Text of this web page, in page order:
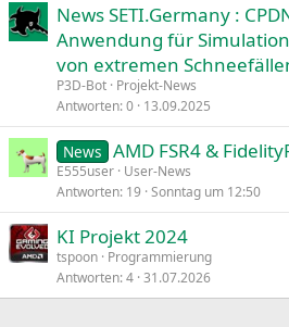
News SETI.Germany :
Anwendung für
von extremen
P3D-Bot Projekt-News
Antworten 0 13.09.2025
News AMD FSR4 &
E555user User-News
Antworten 19 Sonntag um 12:50
KI Projekt 2024
tspoon Programmierung
Antworten 4 31.07.2026